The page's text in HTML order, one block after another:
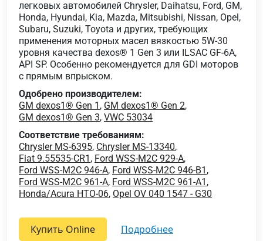
легковых автомобилей Chrysler, Daihatsu, Ford, GM,
Honda, Hyundai, Kia, Mazda, Mitsubishi, Nissan, Opel,
Subaru, Suzuki, Toyota и других, требующих
применения моторных масел вязкостью 5W-30
уровня качества dexos® 1 Gen 3 или ILSAC GF-6A,
API SP. Особенно рекомендуется для GDI моторов
с прямым впрыском.
Одобрено производителем:
GM dexos1® Gen 1 , GM dexos1® Gen 2,
GM dexos1® Gen 3, VWC 53034
Соответствие требованиям:
Chrysler MS-6395, Chrysler MS-13340,
Fiat 9.55535-CR1 , Ford WSS-M2C 929-A,
Ford WSS-M2C 946-A, Ford WSS-M2C 946-B1 ,
Ford WSS-M2C 961-A, Ford WSS-M2C 961-A1 ,
Honda/Acura HTO-06, Opel OV 040 1547 - G30
Купить Online подробнее